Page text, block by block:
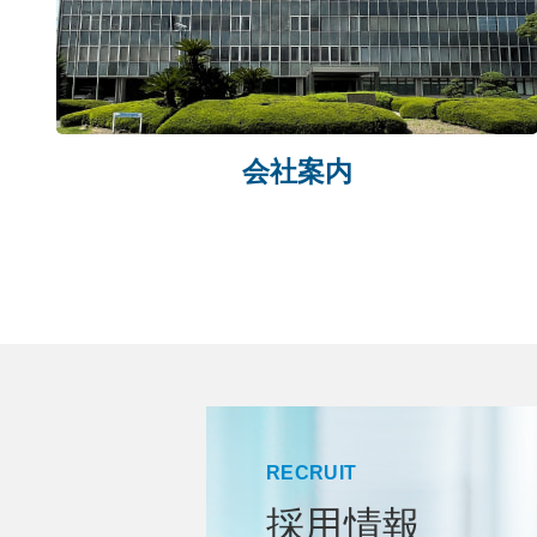
会社案内
RECRUIT
採用情報